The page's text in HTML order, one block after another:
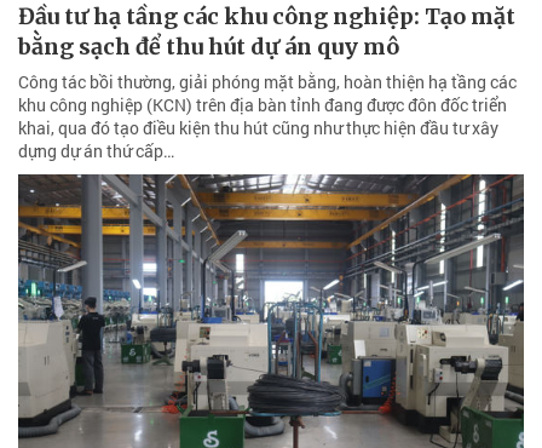
Đầu tư hạ tầng các khu công nghiệp: Tạo mặt
bằng sạch để thu hút dự án quy mô
Công tác bồi thường, giải phóng mặt bằng, hoàn thiện hạ tầng các
khu công nghiệp (KCN) trên địa bàn tỉnh đang được đôn đốc triển
khai, qua đó tạo điều kiện thu hút cũng như thực hiện đầu tư xây
dựng dự án thứ cấp…